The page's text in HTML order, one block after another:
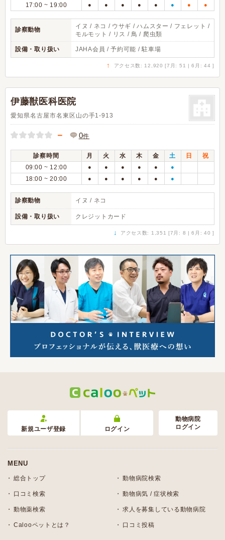
17:00 ~ 19:00 ● ● ● ● ● ● ● ●
診察動物
イヌ / ネコ / ウサギ / ハムスター / フェレット /
モルモット / リス / 鳥 / 爬虫類
設備・取り扱い JAHA会員 / 予約可能 / 駐車場
↑ アクセス数: 12,920 [7月: 51 | 6月: 44 ]
伊藤獣医科医院
愛知県名古屋市名東区山の手1-913
－ 0件
診察時間 月 火 水 木 金 土 日
祝
09:00 ~ 12:00
● ● ● ● ● ●
18:00 ~ 20:00 ● ● ● ● ● ●
診察動物 イヌ / ネコ
設備・取り扱い クレジットカード
↓ アクセス数: 1,351 [7月: 8 | 6月: 40 ]
新規ユーザ登録 ログイン
動物病院
ログイン
MENU
総合トップ 動物病院検索
口コミ検索 動物病気 / 症状検索
動物薬検索 求人を募集している動物病院
Calooペットとは？ 口コミ投稿